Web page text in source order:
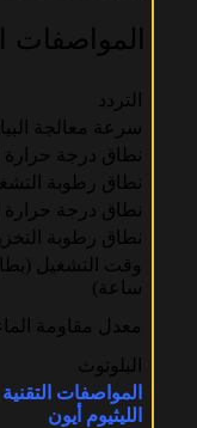
المواصفات
التردد
سرعة معالجة
نطاق درجة حرارة
نطاق رطوبة
نطاق درجة حرارة
نطاق رطوبة
ساعة)
معدل مقاومة
البلوتوث
المواصفات
الليثيوم أيون